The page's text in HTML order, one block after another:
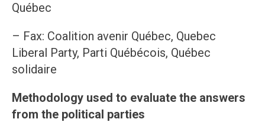
Québec
– Fax: Coalition avenir Québec, Quebec
Liberal Party, Parti Québécois, Québec
solidaire
Methodology used to evaluate the answers
from the political parties